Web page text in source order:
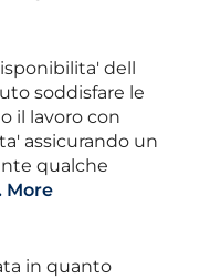
dell
soddisfare le
il lavoro con
assicurando un
qualche
More
in quanto